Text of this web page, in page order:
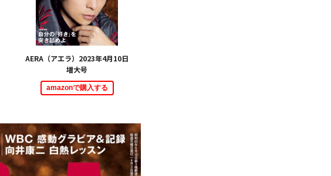
AERA（アエラ）2023年4月10日
増大号
amazonで購入する